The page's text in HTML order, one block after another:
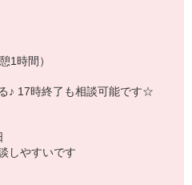
1時間）
♪ 17時終了も相談可能です☆
やすいです